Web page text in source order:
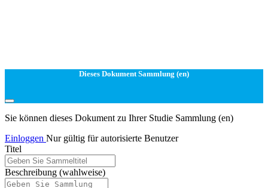
Dieses Dokument Sammlung (en)
Sie können dieses Dokument zu Ihrer Studie Sammlung (en)
Einloggen Nur gültig für autorisierte Benutzer
Titel
Beschreibung (wahlweise)